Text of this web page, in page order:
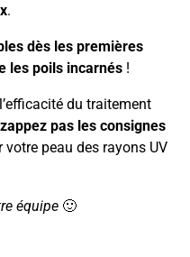
.
dès les premières
les poils incarnés!
du traitement
pas les consignes
peau des rayons UV
équipe 🙂